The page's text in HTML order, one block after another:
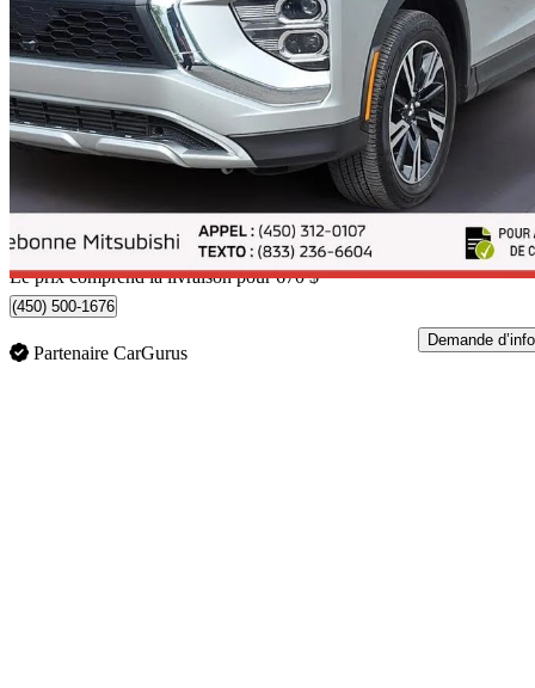
2024 Mitsubishi Eclipse Cross
SE S-AWC 34 474 km
26 162 $ Bonne
459 $/mois env.
Livraison à domicile de Terrebonne, QC
Le prix comprend la livraison pour 670 $
(450) 500-1676
Partenaire CarGurus
Demande d’info